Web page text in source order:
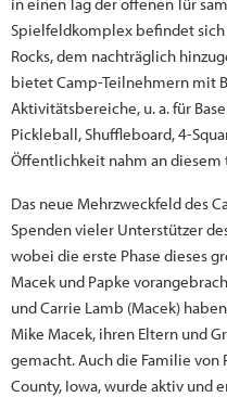
Spielfeldkomplex befindet
Rocks, dem nachträglich
bietet Camp-Teilnehmern mit
Aktivitätsbereiche, u. a. für
Pickleball, Shuffleboard, 4-
Öffentlichkeit nahm an
Das neue Mehrzweckfeld des
Spenden vieler Unterstützer
wobei die erste Phase dieses
Macek und Papke
und Carrie Lamb (Macek)
Mike Macek, ihren Eltern und
gemacht. Auch die Familie von
County, Iowa, wurde aktiv und